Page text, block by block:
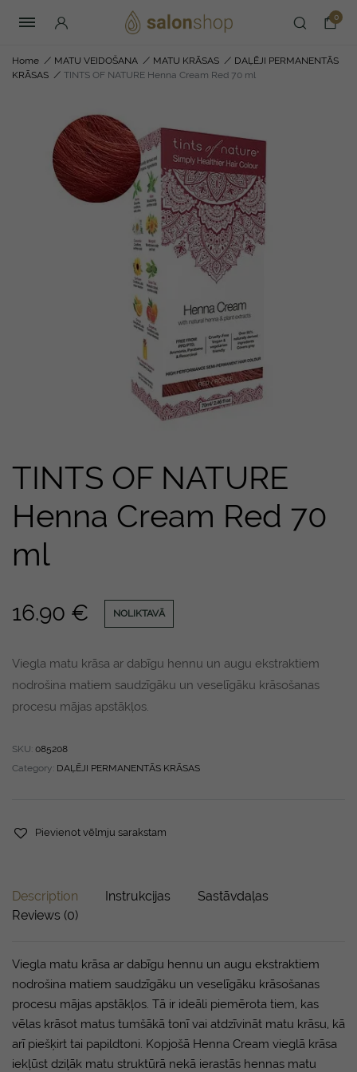
0
Home / MATU VEIDOŠANA / MATU KRĀSAS / DAĻĒJI PERMANENTĀS
KRĀSAS / TINTS OF NATURE Henna Cream Red 70 ml
TINTS OF NATURE
Henna Cream Red 70
ml
16.90 € NOLIKTAVĀ
Viegla matu krāsa ar dabīgu hennu un augu ekstraktiem
nodrošina matiem saudzīgāku un veselīgāku krāsošanas
procesu mājas apstākļos.
SKU: 085208
Category: DAĻĒJI PERMANENTĀS KRĀSAS
Pievienot vēlmju sarakstam
Description Instrukcijas
Sastāvdaļas
Reviews (0)
Viegla matu krāsa ar dabīgu hennu un augu ekstraktiem
nodrošina matiem saudzīgāku un veselīgāku krāsošanas
procesu mājas apstākļos. Tā ir ideāli piemērota tiem, kas
vēlas krāsot matus tumšākā tonī vai atdzīvināt matu krāsu, kā
arī piešķirt tai papildtoni. Kopjošā Henna Cream vieglā krāsa
iekļūst dziļāk matu struktūrā nekā ierastās hennas matu